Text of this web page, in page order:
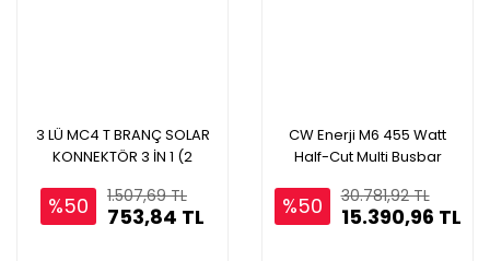
3 LÜ MC4 T BRANÇ SOLAR
KONNEKTÖR 3 İN 1 (2
PARALELLEME
%50 1.507,69 TL
753,84 TL
CW Enerji M6 455 Watt
Half-Cut Multi Busbar
%50 30.781,92 TL
15.390,96 TL